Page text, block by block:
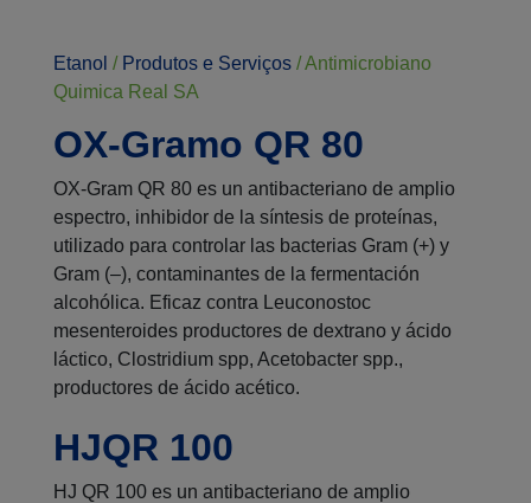
Etanol / Produtos e Serviços /Antimicrobiano
Quimica Real SA
OX-Gramo QR 80
OX-Gram QR 80 es un antibacteriano de amplio
espectro, inhibidor de la síntesis de proteínas,
utilizado para controlar las bacterias Gram (+) y
Gram (–), contaminantes de la fermentación
alcohólica. Eficaz contra Leuconostoc
mesenteroides productores de dextrano y ácido
láctico, Clostridium spp, Acetobacter spp.,
productores de ácido acético.
HJQR 100
HJ QR 100 es un antibacteriano de amplio